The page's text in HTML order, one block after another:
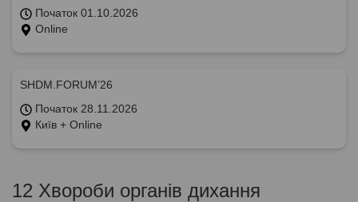
Початок 01.10.2026
Online
SHDM.FORUM’26
Початок 28.11.2026
Київ + Online
12 Хвороби органів дихання